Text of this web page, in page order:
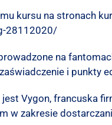
kursu na stronach
28112020/
na
i punkty
Vygon, francuska
w zakresie